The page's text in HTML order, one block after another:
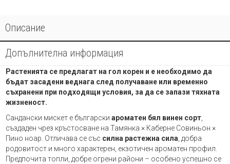
Описание
Допълнителна информация
Растенията се предлагат на гол корен и е необходимо да
бъдат засадени веднага след получаване или временно
съхранени при подходящи условия, за да се запази тяхната
жизненост.
Сандански мискет е български ароматен бял винен сорт
създаден чрез кръстосване на Тамянка × Каберне Совиньон ×
Пино ноар. Отличава се със силна растежна сила , добра
родовитост и много характерен, екзотичен ароматен профил.
Предпочита топли, добре огрени райони – особено успешно се